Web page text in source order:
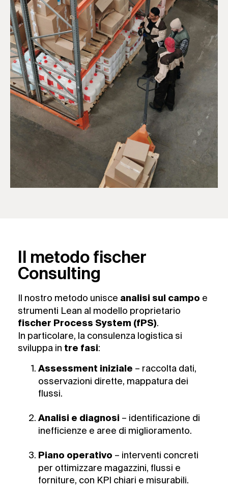
Il metodo fischer
Consulting
Il nostro metodo unisce analisi sul campo e
strumenti Lean al modello proprietario
fischer Process System (fPS).
In particolare, la consulenza logistica si
sviluppa in tre fasi:
Assessment iniziale – raccolta dati,
osservazioni dirette, mappatura dei
flussi.
Analisi e diagnosi – identificazione di
inefficienze e aree di miglioramento.
Piano operativo – interventi concreti
per ottimizzare magazzini, flussi e
forniture, con KPI chiari e misurabili.